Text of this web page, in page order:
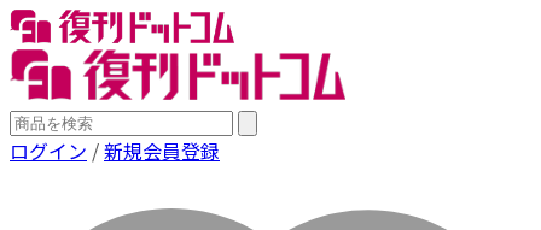
ログイン /新規会員登録